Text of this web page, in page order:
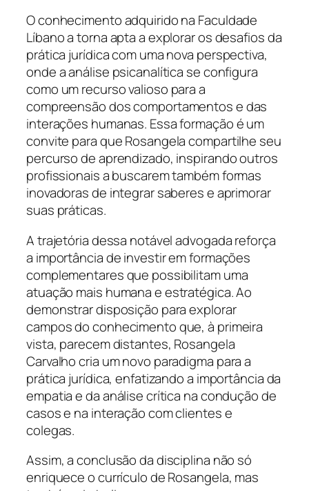
O conhecimento adquirido na Faculdade
Líbano a torna apta a explorar os desafios da
prática jurídica com uma nova perspectiva,
onde a análise psicanalítica se configura
como um recurso valioso para a
compreensão dos comportamentos e das
interações humanas. Essa formação é um
convite para que Rosangela compartilhe seu
percurso de aprendizado, inspirando outros
profissionais a buscarem também formas
inovadoras de integrar saberes e aprimorar
suas práticas.
A trajetória dessa notável advogada reforça
a importância de investir em formações
complementares que possibilitam uma
atuação mais humana e estratégica. Ao
demonstrar disposição para explorar
campos do conhecimento que, à primeira
vista, parecem distantes, Rosangela
Carvalho cria um novo paradigma para a
prática jurídica, enfatizando a importância da
empatia e da análise crítica na condução de
casos e na interação com clientes e
colegas.
Assim, a conclusão da disciplina não só
enriquece o currículo de Rosangela, mas